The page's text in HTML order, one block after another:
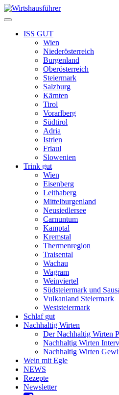
Zum
Inhalt
Menü
ISS GUT
Wien
Niederösterreich
Burgenland
Oberösterreich
Steiermark
Salzburg
Kärnten
Tirol
Vorarlberg
Südtirol
Adria
Istrien
Friaul
Slowenien
Trink gut
Wien
Eisenberg
Leithaberg
Mittelburgenland
Neusiedlersee
Carnuntum
Kamptal
Kremstal
Thermenregion
Traisental
Wachau
Wagram
Weinviertel
Südsteiermark und
Vulkanland Steiermark
Weststeiermark
Schlaf gut
Nachhaltig Wirten
Der Nachhaltig Wirten
Nachhaltig Wirten
Nachhaltig Wirten
Wein mit Egle
NEWS
Rezepte
Newsletter